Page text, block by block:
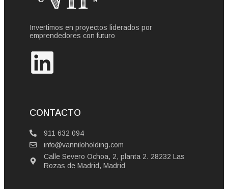
Invertimos en proyectos liderados por
emprendedores con futuro
CONTACTO
911 632 094
info@vanniloholding.com
Calle Severo Ochoa, 2, planta 2. 28232 Las
Rozas de Madrid, Madrid